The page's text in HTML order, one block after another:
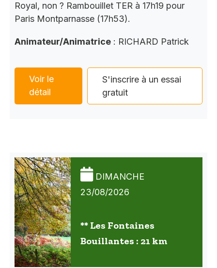
Royal, non ? Rambouillet TER à 17h19 pour
Paris Montparnasse (17h53).
Animateur/Animatrice : RICHARD Patrick
Voir le
détail
S'inscrire à un essai
gratuit
DIMANCHE
23/08/2026
** Les Fontaines
Bouillantes : 21 km